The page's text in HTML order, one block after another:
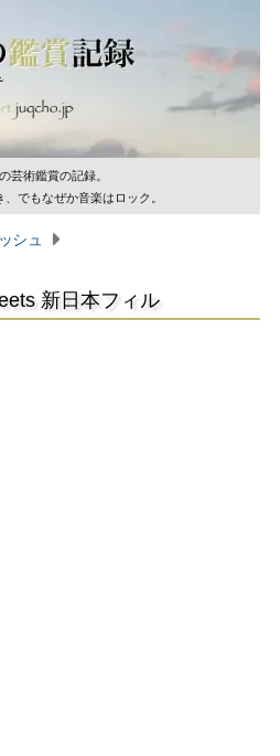
芸術鑑賞の記録。
でもなぜか音楽はロック。
シュ
新日本フィル